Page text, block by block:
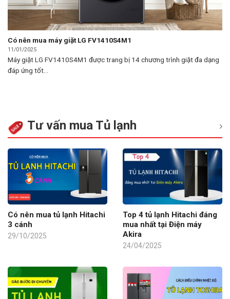
Có nên mua máy giặt LG FV1410S4M1
11/01/2025
Máy giặt LG FV1410S4M1 được trang bị 14 chương trình giặt đa dạng
đáp ứng tốt...
Tư vấn mua Tủ lạnh
Có nên mua tủ lạnh Hitachi
3 cánh
29/10/2025
Top 4 tủ lạnh Hitachi đáng
mua nhất tại Điện máy
Akira
24/04/2025